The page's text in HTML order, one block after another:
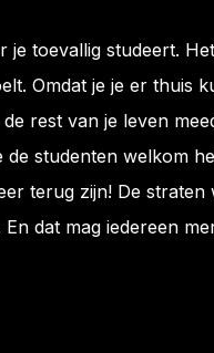
je toevallig studeert.
Omdat je je er thuis
rest van je leven
studenten welkom
terug zijn! De straten
dat mag iedereen